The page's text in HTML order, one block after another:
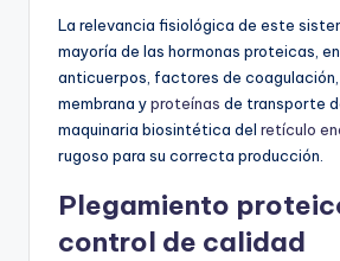
La relevancia fisiológica de este
mayoría de las hormonas proteicas,
anticuerpos, factores de
membrana yproteínas de transporte
maquinaria biosintética del retículo
rugoso para su correcta producción.
Plegamiento
control de calidad